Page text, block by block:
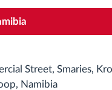
Street, Smaries,
Namibia